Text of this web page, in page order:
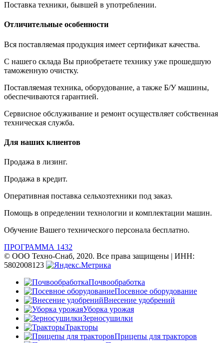
Поставка техники, бывшей в употреблении.
Отличительные особенности
Вся поставляемая продукция имеет сертификат качества.
С нашего склада Вы приобретаете технику уже прошедшую
таможенную очистку.
Поставляемая техника, оборудование, а также Б/У машины,
обеспечиваются гарантией.
Сервисное обслуживание и ремонт осуществляет собственная
техническая служба.
Для наших клиентов
Продажа в лизинг.
Продажа в кредит.
Оперативная поставка сельхозтехники под заказ.
Помощь в определении технологии и комплектации машин.
Обучение Вашего технического персонала бесплатно.
ПРОГРАММА 1432
© ООО Техно-Снаб, 2020. Все права защищены | ИНН:
5802008123
Почвообработка
Посевное оборудование
Внесение удобрений
Уборка урожая
Зерносушилки
Тракторы
Прицепы для тракторов